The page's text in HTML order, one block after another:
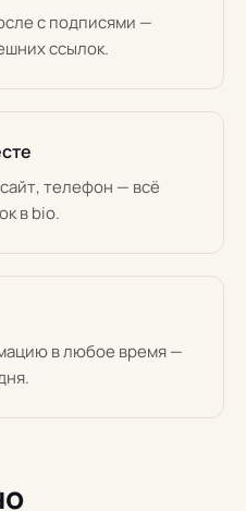
с подписями —
ссылок.
телефон — всё
в bio.
в любое время —